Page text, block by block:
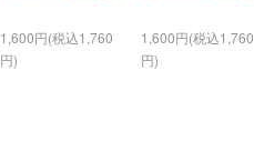
1,600円(税込1,760
円)
1,600円(税込1,760
円)